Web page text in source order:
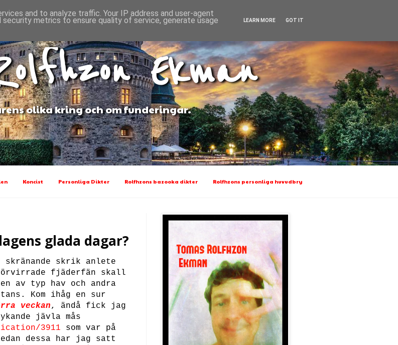
Ekman
olika kring och om funderingar.
Koncist Personliga Dikter Rolfhzons bazooka dikter Rolfhzons personliga huvudbry
glada dagar?
skränande skrik anlete
förvirrade fjäderfän skall
av typ hav och andra
Kom ihåg en sur
veckan, ändå fick jag
jävla mås
3911 som var på
dessa har jag satt
and to analyze traffic. Your IP address and user-agent
metrics to ensure quality of service, generate usage LEARN MORE GOT IT